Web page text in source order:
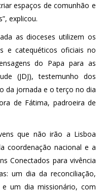
espaços de comunhão e
explicou.
as dioceses utilizem os
e catequéticos oficiais no
do Papa para as
(JDJ), testemunho dos
da jornada e o terço no dia
de Fátima, padroeira de
que não irão a Lisboa
coordenação nacional e a
Conectados para vivência
um dia da reconciliação,
um dia missionário, com